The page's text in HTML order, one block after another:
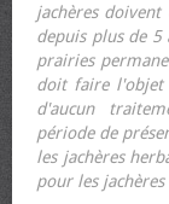
jachères doivent
depuis plus de 5
prairies
doit faire l'objet
d'aucun
période de
les jachères
pour les